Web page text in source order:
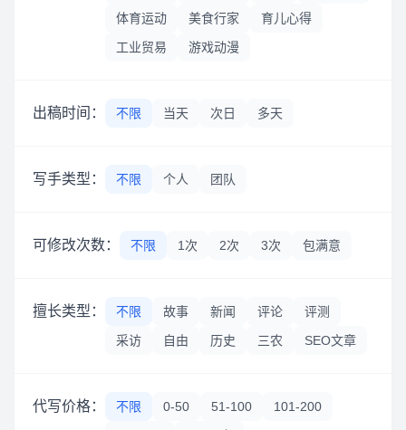
体育运动
美食行家
育儿心得
工业贸易
游戏动漫
出稿时间： 不限 当天 次日 多天
写手类型： 不限 个人 团队
可修改次数： 不限 1次 2次 3次 包满意
擅长类型： 不限 故事 新闻 评论
评测
采访
自由 历史 三农 SEO文章
代写价格： 不限 0-50 51-100
101-200